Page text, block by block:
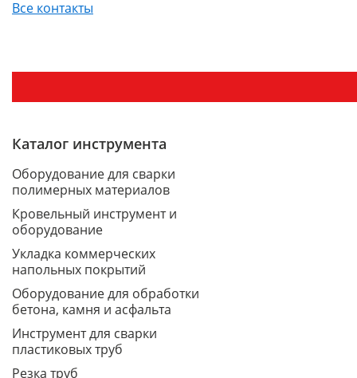
Все контакты
Каталог инструмента
Оборудование для сварки
полимерных материалов
Кровельный инструмент и
оборудование
Укладка коммерческих
напольных покрытий
Оборудование для обработки
бетона, камня и асфальта
Инструмент для сварки
пластиковых труб
Резка труб